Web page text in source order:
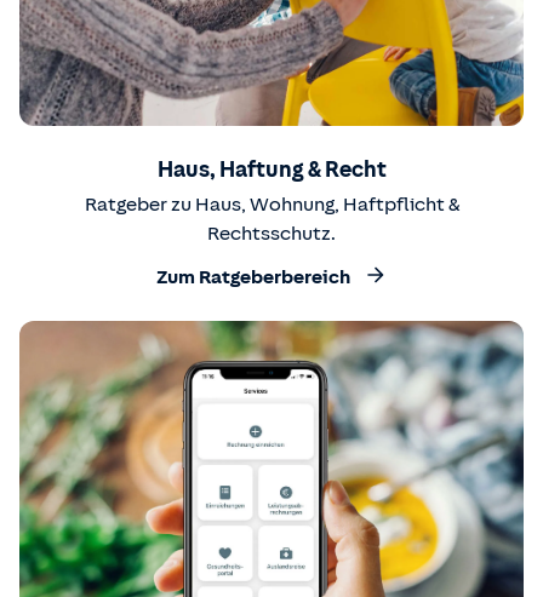
Haus, Haftung & Recht
Ratgeber zu Haus, Wohnung, Haftpflicht &
Rechtsschutz.
Zum Ratgeberbereich